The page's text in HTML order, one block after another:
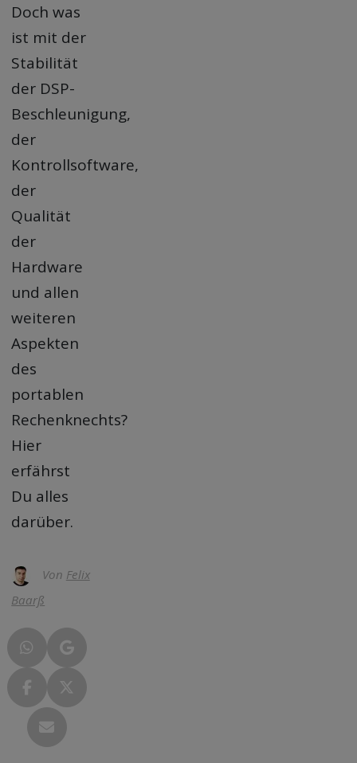
Doch was
ist mit der
Stabilität
der DSP-
Beschleunigung,
der
Kontrollsoftware,
der
Qualität
der
Hardware
und allen
weiteren
Aspekten
des
portablen
Rechenknechts?
Hier
erfährst
Du alles
darüber.
Von Felix
Baarß